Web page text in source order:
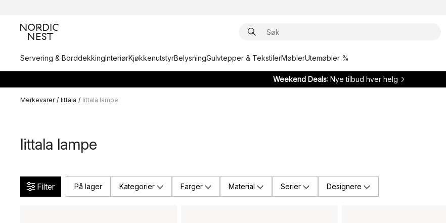
Servering & BorddekkingInteriørKjøkkenutstyrBelysningGulvtepper & TekstilerMøblerUtemøbler %
Weekend Deals: Nye tilbud hver helg
Merkevarer / Iittala / Iittala lampe
Iittala lampe
Filter På lager Kategorier Farger Material Serier Designere